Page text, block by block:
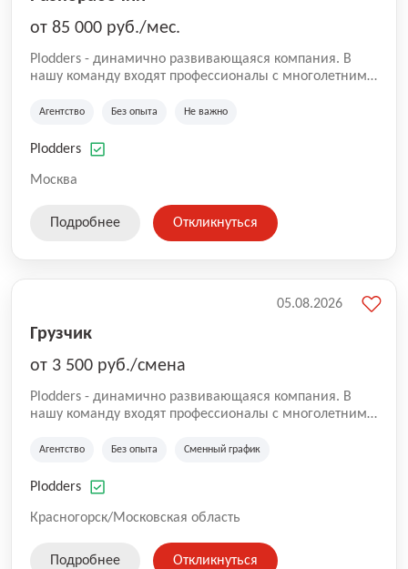
от 85 000 руб./мес.
Plodders - динамично развивающаяся компания. В
нашу команду входят профессионалы с многолетним
на рынке аутсорсинга, а накопленный опыт позволяют
оказываемых услуг.
Агентство Без опыта Не важно
Plodders
Москва
Подробнее Откликнуться
Грузчик
от 3 500 руб./смена
Plodders - динамично развивающаяся компания. В
нашу команду входят профессионалы с многолетним
на рынке аутсорсинга, а накопленный опыт позволяют
оказываемых услуг.
Агентство Без опыта Сменный график
Plodders
Красногорск/Московская область
05.08.2026
Подробнее Откликнуться